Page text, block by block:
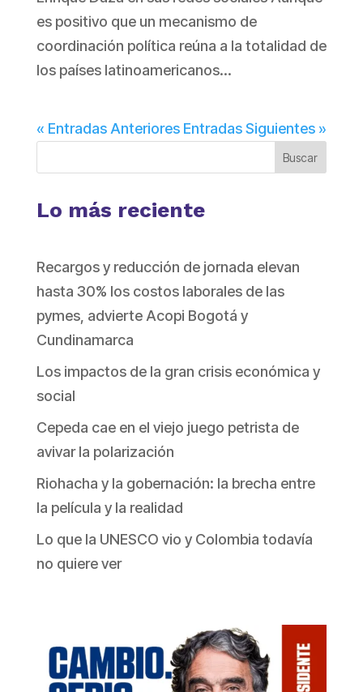
es positivo que un mecanismo de
coordinación política reúna a la totalidad de
los países latinoamericanos...
« Entradas Anteriores Entradas Siguientes »
Buscar
Lo más reciente
Recargos y reducción de jornada elevan
hasta 30% los costos laborales de las
pymes, advierte Acopi Bogotá y
Cundinamarca
Los impactos de la gran crisis económica y
social
Cepeda cae en el viejo juego petrista de
avivar la polarización
Riohacha y la gobernación: la brecha entre
la película y la realidad
Lo que la UNESCO vio y Colombia todavía
no quiere ver